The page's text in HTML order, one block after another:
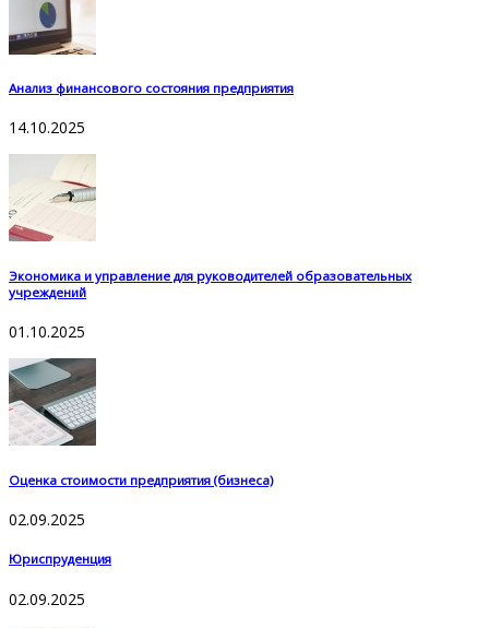
Анализ финансового состояния предприятия
14.10.2025
Экономика и управление для руководителей образовательных
учреждений
01.10.2025
Оценка стоимости предприятия (бизнеса)
02.09.2025
Юриспруденция
02.09.2025